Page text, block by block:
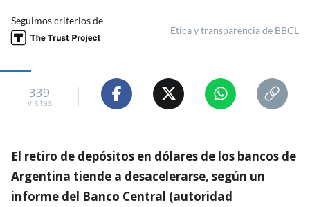
Seguimos criterios de
Ética y transparencia de BBCL
339
visitas
El retiro de depósitos en dólares de los bancos de
Argentina tiende a desacelerarse, según un
informe del Banco Central (autoridad